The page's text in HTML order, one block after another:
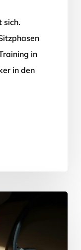
sich.
in
in den